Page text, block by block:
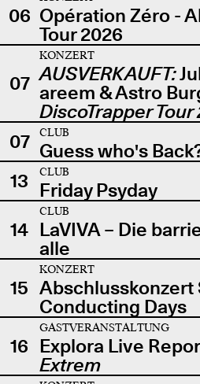
06 Opération Zéro -
Tour 2026
07
KONZERT
AUSVERKAUFT:
areem & Astro
DiscoTrapper Tour
07
CLUB
Guess who's
13
CLUB
Friday Psyday
14
CLUB
LaVIVA – Die
alle
15
KONZERT
Abschlusskonzert
Conducting Days
16
GASTVERANSTALTUNG
Explora Live
Extrem